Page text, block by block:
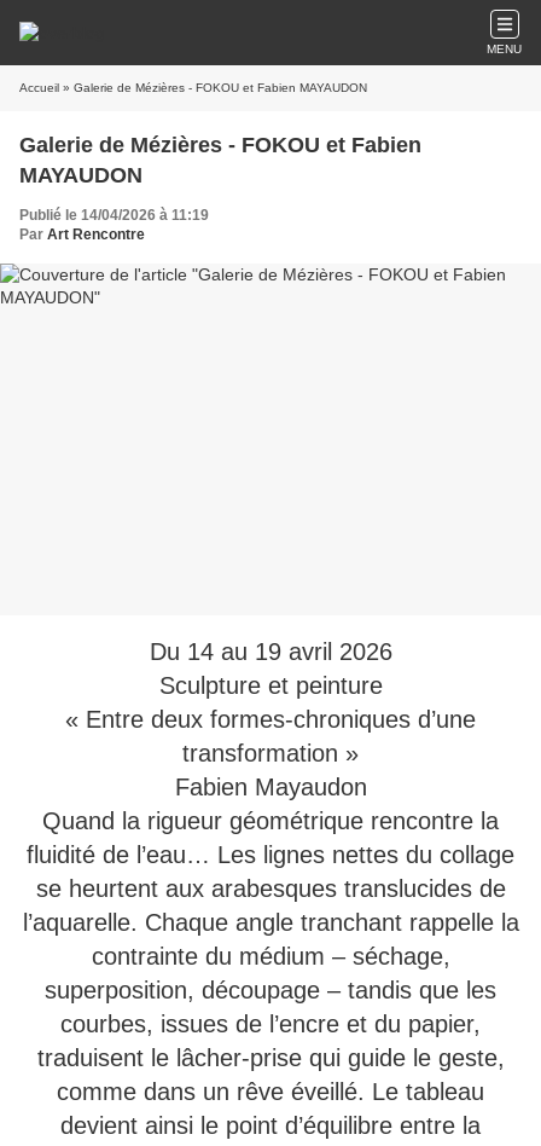
MENU
Accueil » Galerie de Mézières - FOKOU et Fabien MAYAUDON
Galerie de Mézières - FOKOU et Fabien
MAYAUDON
Publié le 14/04/2026 à 11:19
Par Art Rencontre
Du 14 au 19 avril 2026
Sculpture et peinture
« Entre deux formes-chroniques d’une
transformation »
Fabien Mayaudon
Quand la rigueur géométrique rencontre la
fluidité de l’eau… Les lignes nettes du collage
se heurtent aux arabesques translucides de
l’aquarelle. Chaque angle tranchant rappelle la
contrainte du médium – séchage,
superposition, découpage – tandis que les
courbes, issues de l’encre et du papier,
traduisent le lâcher-prise qui guide le geste,
comme dans un rêve éveillé. Le tableau
devient ainsi le point d’équilibre entre la